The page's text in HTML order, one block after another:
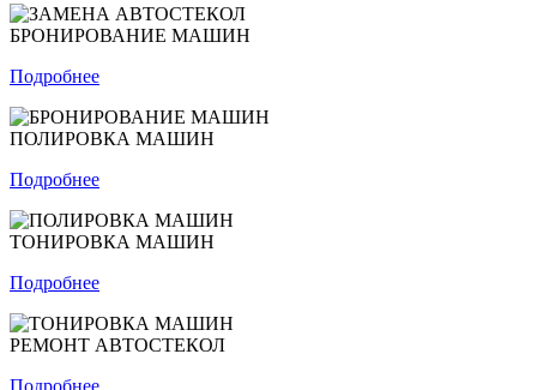
БРОНИРОВАНИЕ МАШИН
Подробнее
ПОЛИРОВКА МАШИН
Подробнее
ТОНИРОВКА МАШИН
Подробнее
РЕМОНТ АВТОСТЕКОЛ